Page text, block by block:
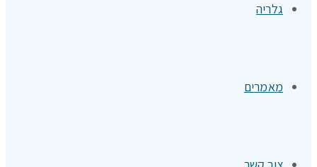
גלריה
מאמרים